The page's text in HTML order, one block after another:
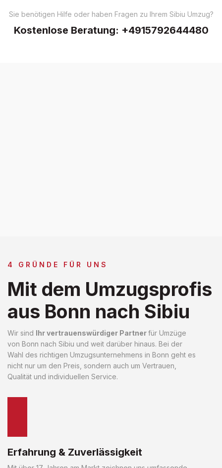
Sie benötigen Hilfe oder haben Fragen zu Ihrem Sibiu Umzug?
Kostenlose Beratung: +4915792644480
4 GRÜNDE FÜR UNS
Mit dem Umzugsprofis
aus Bonn nach Sibiu
Wir sind Ihr vertrauenswürdiger Partnerfür Umzüge
von Bonn nach Sibiu und weit darüber hinaus. Bei der
Wahl des richtigen Umzugsunternehmens in Bonn geht es
nicht nur um den Preis, sondern auch um Vertrauen,
Qualität und individuellen Service.
Erfahrung & Zuverlässigkeit